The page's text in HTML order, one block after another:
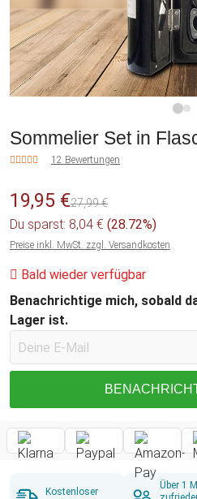
Sommelier Set in
12 Bewertungen
19,95 €27,99 €
Du sparst: 8,04 € (28.72%)
Preise inkl. MwSt. zzgl. Versandkosten
Bald wieder verfügbar
Benachrichtige mich, sobald
Lager ist.
Kostenloser
Über 1